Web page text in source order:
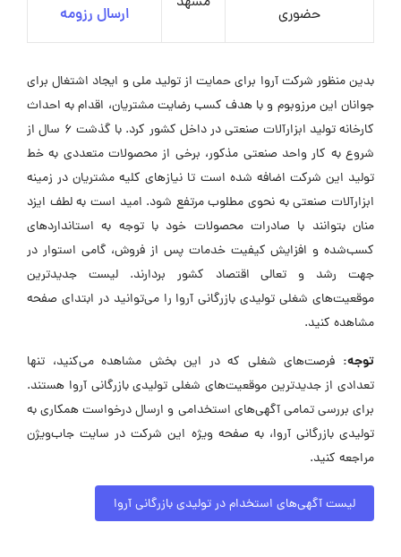
حضوری
ارسال رزومه
بدین منظور شرکت آروا برای حمایت از تولید ملی و ایجاد اشتغال برای
جوانان این مرزوبوم و با هدف کسب رضایت مشتریان، اقدام به احداث
کارخانه تولید ابزارآلات صنعتی در داخل کشور کرد. با گذشت 6 سال از
شروع به کار واحد صنعتی مذکور، برخی از محصولات متعددی به خط
تولید این شرکت اضافه شده است تا نیازهای کلیه مشتریان در زمینه
ابزارآلات صنعتی به نحوی مطلوب مرتفع شود. امید است به لطف ایزد
منان بتوانند با صادرات محصولات خود با توجه به استانداردهای
کسب‌شده و افزایش کیفیت خدمات پس از فروش، گامی استوار در
جهت رشد و تعالی اقتصاد کشور بردارند. لیست جدیدترین
موقعیت‌های شغلی تولیدی بازرگانی آروا را می‌توانید در ابتدای صفحه
مشاهده کنید.
توجه: فرصت‌های شغلی که در این بخش مشاهده می‌کنید، تنها
تعدادی از جدیدترین موقعیت‌های شغلی تولیدی بازرگانی آروا هستند.
برای بررسی تمامی آگهی‌های استخدامی و ارسال درخواست همکاری به
تولیدی بازرگانی آروا، به صفحه ویژه این شرکت در سایت جاب‌ویژن
مراجعه کنید.
لیست آگهی‌های استخدام در تولیدی بازرگانی آروا